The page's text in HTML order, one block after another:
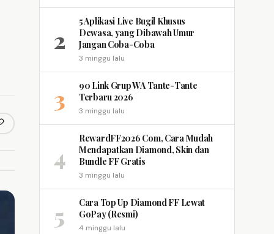
link
2
5 Aplikasi Live Bugil Khusus
Dewasa, yang Dibawah Umur
Jangan Coba-Coba
3 minggu lalu
3
90 Link Grup WA Tante-Tante
Terbaru 2026
3 minggu lalu
4
RewardFF2026 Com, Cara Mudah
Mendapatkan Diamond, Skin dan
Bundle FF Gratis
3 minggu lalu
5
Cara Top Up Diamond FF Lewat
GoPay (Resmi)
4 minggu lalu